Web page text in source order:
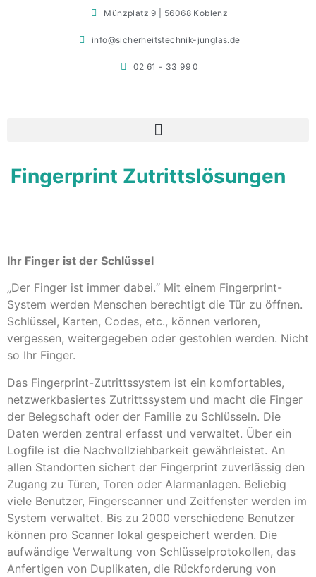
Münzplatz 9 | 56068 Koblenz
info@sicherheitstechnik-junglas.de
02 61 - 33 99 0
Fingerprint Zutrittslösungen
Ihr Finger ist der Schlüssel
„Der Finger ist immer dabei.“ Mit einem Fingerprint-
System werden Menschen berechtigt die Tür zu öffnen.
Schlüssel, Karten, Codes, etc., können verloren,
vergessen, weitergegeben oder gestohlen werden. Nicht
so Ihr Finger.
Das Fingerprint-Zutrittssystem ist ein komfortables,
netzwerkbasiertes Zutrittssystem und macht die Finger
der Belegschaft oder der Familie zu Schlüsseln. Die
Daten werden zentral erfasst und verwaltet. Über ein
Logfile ist die Nachvollziehbarkeit gewährleistet. An
allen Standorten sichert der Fingerprint zuverlässig den
Zugang zu Türen, Toren oder Alarmanlagen. Beliebig
viele Benutzer, Fingerscanner und Zeitfenster werden im
System verwaltet. Bis zu 2000 verschiedene Benutzer
können pro Scanner lokal gespeichert werden. Die
aufwändige Verwaltung von Schlüsselprotokollen, das
Anfertigen von Duplikaten, die Rückforderung von